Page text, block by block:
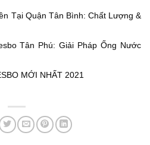
Tại Quận Tân Bình: Chất Lượng &
Tân Phú: Giải Pháp Ống Nước
MỚI NHẤT 2021